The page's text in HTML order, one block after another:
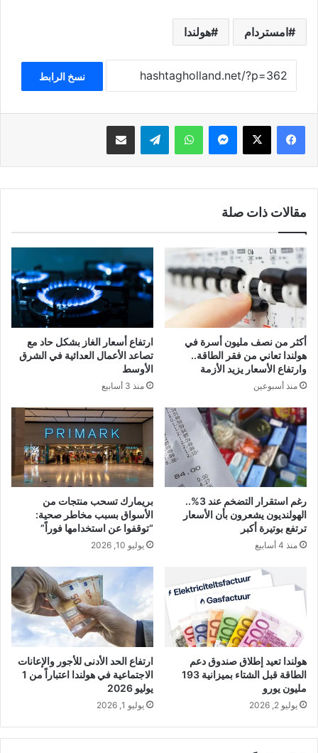
امستردام هولندا
نسخ الرابط
فيسبوك ‫X ماسنجر واتساب تيلقرام مشاركة عبر البريد
مقالات ذات صلة
أكثر من نصف مليون أسرة في
هولندا تعاني من فقر الطاقة..
وارتفاع الأسعار يزيد الأزمة
منذ أسبوعين
ارتفاع أسعار الغاز بشكل حاد مع
تصاعد الأعمال العدائية في الشرق
الأوسط
منذ 3 أسابيع
رغم استقرار التضخم عند 3%..
الهولنديون يشعرون بأن الأسعار
ترتفع بوتيرة أكبر
منذ 4 أسابيع
بريمارك تسحب منتجات من
الأسواق بسبب مخاطر صحية:
“توقفوا عن استخدامها فوراً”
يوليو 10, 2026
هولندا تعيد إطلاق صندوق دعم
الطاقة قبل الشتاء بميزانية 193
مليون يورو
يوليو 2, 2026
ارتفاع الحد الأدنى للأجور والإعانات
الاجتماعية في هولندا اعتباراً من 1
يوليو 2026
يوليو 1, 2026